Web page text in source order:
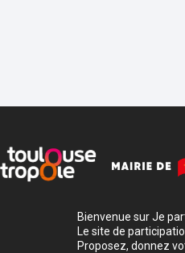
Bienvenue sur Je
Le site de
Proposez, donnez